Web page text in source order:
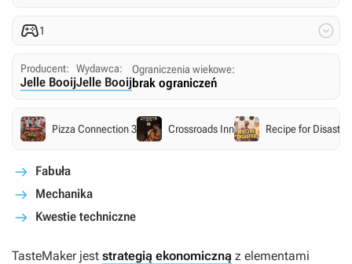
1 
Producent:
Jelle Booij
Wydawca:
Jelle Booij
Ograniczenia wiekowe:
brak ograniczeń
Pizza Connection 3 Crossroads Inn Recipe for Disaster
Fabuła
Mechanika
Kwestie techniczne
TasteMakerjest strategią ekonomiczną z elementami